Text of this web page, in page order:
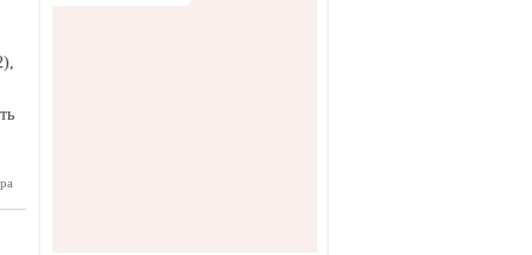
сеть в